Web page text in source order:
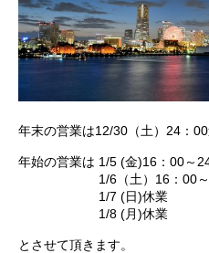
年末の営業は12/30（土）24：
年始の営業は 1/5 (金)16：00～
1/6（土）16：00～
1/7 (日)休業
1/8 (月)休業
とさせて頂きます。